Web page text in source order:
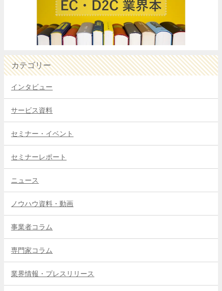
カテゴリー
インタビュー
サービス資料
セミナー・イベント
セミナーレポート
ニュース
ノウハウ資料・動画
事業者コラム
専門家コラム
業界情報・プレスリリース